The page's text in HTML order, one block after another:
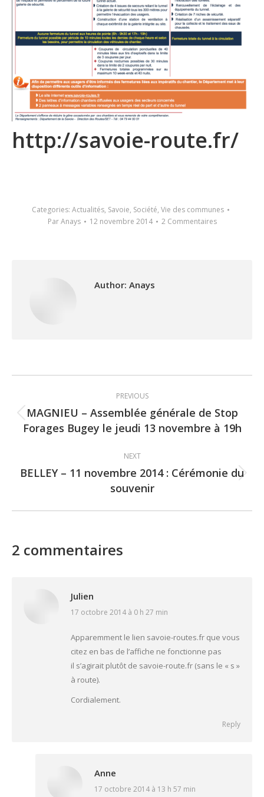
http://savoie-route.fr/
Categories: Actualités, Savoie, Société, Vie des communes
ParAnays 12 novembre 2014 2 Commentaires
Author: Anays
navigation
PREVIOUS
Previous
post:
MAGNIEU – Assemblée générale de Stop
Forages Bugey le jeudi 13 novembre à 19h
NEXT
Next
post:
BELLEY – 11 novembre 2014 : Cérémonie du
souvenir
2 commentaires
Julien
says:
17 octobre 2014 à 0 h 27 min
Apparemment le lien savoie-routes.fr que vous
citez en bas de l’affiche ne fonctionne pas
il s’agirait plutôt de savoie-route.fr (sans le « s »
à route).
Cordialement.
Reply
Anne
says:
17 octobre 2014 à 13 h 57 min